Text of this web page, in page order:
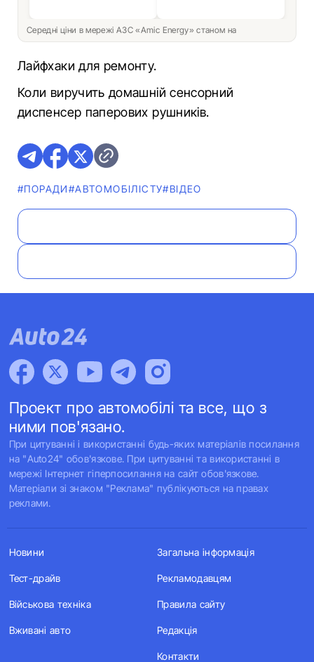
Середні ціни в мережі АЗС «Amic Energy» станом на
Лайфхаки для ремонту.
Коли виручить домашній сенсорний
диспенсер паперових рушників.
#ПОРАДИ#АВТОМОБІЛІСТУ#ВІДЕО
Проект про автомобілі та все, що з
ними пов'язано.
При цитуванні і використанні будь-яких матеріалів посилання
на "Auto24" обов'язкове. При цитуванні та використанні в
мережі Інтернет гіперпосилання на сайт обов'язкове.
Матеріали зі знаком "Реклама" публікуються на правах
реклами.
Новини
Тест-драйв
Військова техніка
Вживані авто
Загальна інформація
Рекламодавцям
Правила сайту
Редакція
Контакти